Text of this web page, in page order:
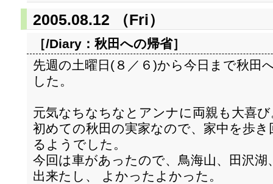
2005.08.12 （Fri）
［/Diary： 秋田への帰省］
先週の土曜日(８／６)から今日まで秋田
した。
元気なちなちなとアンナに両親も大喜
初めての秋田の実家なので、家中を歩
るようでした。
今回は車があったので、鳥海山、田沢
出来たし、 よかったよかった。